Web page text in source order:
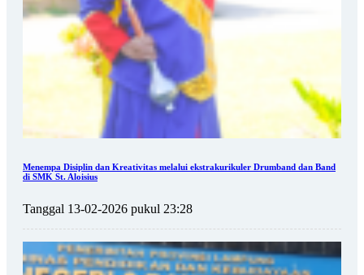
Menempa Disiplin dan Kreativitas melalui ekstrakurikuler Drumband dan Band
di SMK St. Aloisius
Tanggal 13-02-2026 pukul 23:28